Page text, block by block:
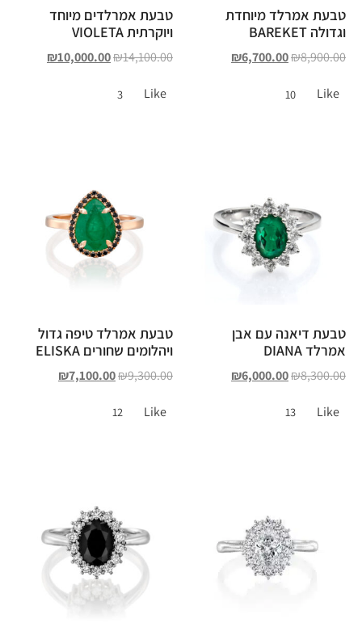
טבעת אמרלד מיוחדת
וגדולה BAREKET
₪8,900.00
₪6,700.00
Like
10
טבעת אמרלדים מיוחד
ויוקרתית VIOLETA
₪14,100.00
₪10,000.00
Like
3
טבעת דיאנה עם אבן
אמרלד DIANA
₪8,300.00
₪6,000.00
Like
13
טבעת אמרלד טיפה גדול
ויהלומים שחורים ELISKA
₪9,300.00
₪7,100.00
Like
12